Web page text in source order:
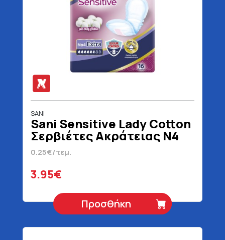
SANI
Sani Sensitive Lady Cotton
Σερβιέτες Ακράτειας N4
Extra 16 Τεμάχια
0.25€/τεμ.
3.95€
Προσθήκη